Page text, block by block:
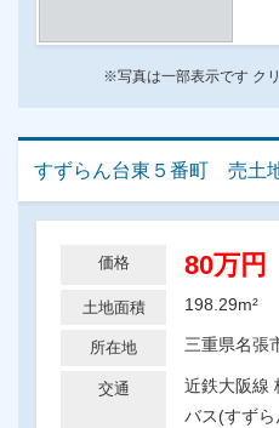
※写真は一部表示です ク
すずらん台東５番町 売
価格 80万円
土地面積 198.29m²
所在地 三重県名
交通
近鉄大阪線
バス(すず